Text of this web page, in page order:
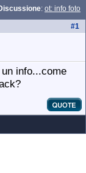
: ot: info foto
#1
info...come